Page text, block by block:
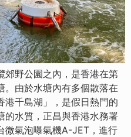
郊野公園之內，是香港在第
。由於水塘內有多個散落在
港千島湖」，是假日熱門的
的水質，正昌與香港水務署
微氣泡曝氣機A-JET，進行